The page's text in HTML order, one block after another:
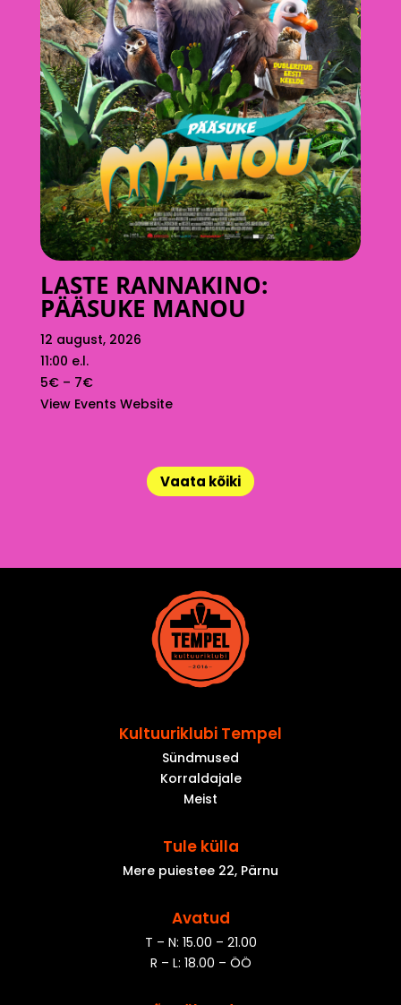
LASTE RANNAKINO:
PÄÄSUKE MANOU
12 august, 2026
11:00 e.l.
5€ – 7€
View Events Website
Vaata kõiki
Kultuuriklubi Tempel
Sündmused
Korraldajale
Meist
Tule külla
Mere puiestee 22, Pärnu
Avatud
T – N: 15.00 – 21.00
R – L: 18.00 – ÖÖ